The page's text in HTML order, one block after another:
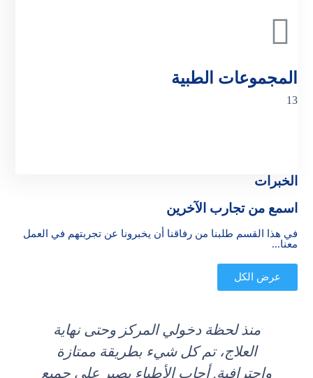
المجموعات الطبية
13
الخبرات
اسمع من تجارب الآخرين
في هذا القسم طلبنا من رفاقنا أن يخبرونا عن تجربتهم في العمل
معنا...
عرض الكل
منذ لحظة دخولي المركز وحتى نهاية
العلاج، تم كل شيء بطريقة ممتازة
واحترافية. أجاب الأطباء بصبر على جميع